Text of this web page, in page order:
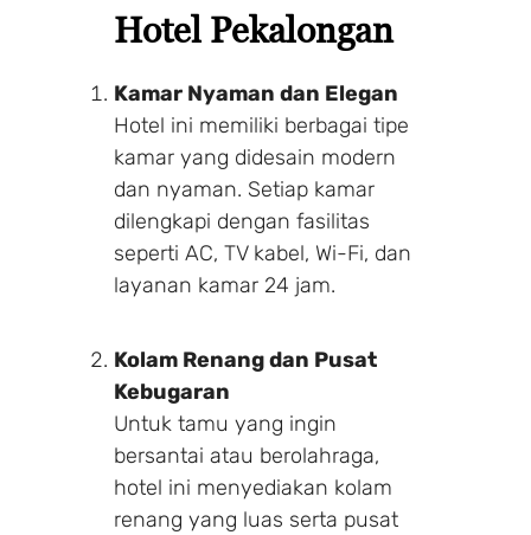
Hotel Pekalongan
Kamar Nyaman dan Elegan
Hotel ini memiliki berbagai tipe
kamar yang didesain modern
dan nyaman. Setiap kamar
dilengkapi dengan fasilitas
seperti AC, TV kabel, Wi-Fi, dan
layanan kamar 24 jam.
Kolam Renang dan Pusat
Kebugaran
Untuk tamu yang ingin
bersantai atau berolahraga,
hotel ini menyediakan kolam
renang yang luas serta pusat